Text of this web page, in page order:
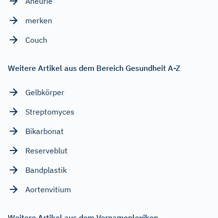
merken
Couch
Weitere Artikel aus dem Bereich Gesundheit A-Z
Gelbkörper
Streptomyces
Bikarbonat
Reserveblut
Bandplastik
Aortenvitium